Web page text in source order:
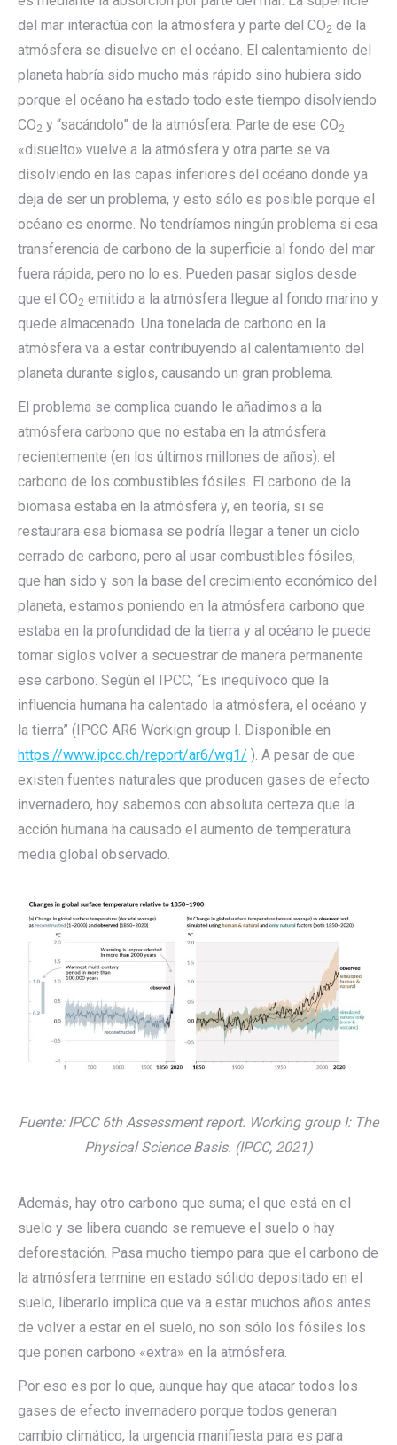
del mar interactúa con la atmósfera y parte del CO2 de la
atmósfera se disuelve en el océano. El calentamiento del
planeta habría sido mucho más rápido sino hubiera sido
porque el océano ha estado todo este tiempo disolviendo
CO2 y “sacándolo” de la atmósfera. Parte de ese CO2
«disuelto» vuelve a la atmósfera y otra parte se va
disolviendo en las capas inferiores del océano donde ya
deja de ser un problema, y esto sólo es posible porque el
océano es enorme. No tendríamos ningún problema si esa
transferencia de carbono de la superficie al fondo del mar
fuera rápida, pero no lo es. Pueden pasar siglos desde
que el CO2 emitido a la atmósfera llegue al fondo marino y
quede almacenado. Una tonelada de carbono en la
atmósfera va a estar contribuyendo al calentamiento del
planeta durante siglos, causando un gran problema.
El problema se complica cuando le añadimos a la
atmósfera carbono que no estaba en la atmósfera
recientemente (en los últimos millones de años): el
carbono de los combustibles fósiles. El carbono de la
biomasa estaba en la atmósfera y, en teoría, si se
restaurara esa biomasa se podría llegar a tener un ciclo
cerrado de carbono, pero al usar combustibles fósiles,
que han sido y son la base del crecimiento económico del
planeta, estamos poniendo en la atmósfera carbono que
estaba en la profundidad de la tierra y al océano le puede
tomar siglos volver a secuestrar de manera permanente
ese carbono. Según el IPCC, “Es inequívoco que la
influencia humana ha calentado la atmósfera, el océano y
la tierra” (IPCC AR6 Workign group I. Disponible en
https://www.ipcc.ch/report/ar6/wg1/ ). A pesar de que
existen fuentes naturales que producen gases de efecto
invernadero, hoy sabemos con absoluta certeza que la
acción humana ha causado el aumento de temperatura
media global observado.
Fuente: IPCC 6th Assessment report. Working group I: The
Physical Science Basis. (IPCC, 2021)
Además, hay otro carbono que suma; el que está en el
suelo y se libera cuando se remueve el suelo o hay
deforestación. Pasa mucho tiempo para que el carbono de
la atmósfera termine en estado sólido depositado en el
suelo, liberarlo implica que va a estar muchos años antes
de volver a estar en el suelo, no son sólo los fósiles los
que ponen carbono «extra» en la atmósfera.
Por eso es por lo que, aunque hay que atacar todos los
gases de efecto invernadero porque todos generan
cambio climático, la urgencia manifiesta para es para